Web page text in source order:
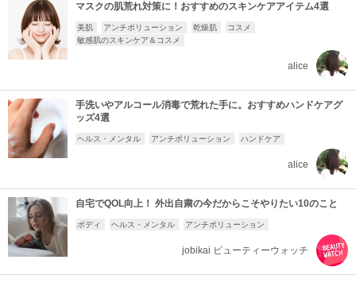
マスクの肌荒れ対策に！おすすめのスキンケアアイテム4選
美肌 アンチポリューション 乾燥肌
コスメ
敏感肌のスキンケア＆コスメ
alice
手洗いやアルコール消毒で荒れた手に。おすすめハンドケアグ
ッズ4選
ヘルス・メンタル アンチポリューション ハンドケア
alice
自宅でQOL向上！ 外出自粛の今だからこそやりたい10のこと
ボディ ヘルス・メンタル アンチポリューション
jobikai ビューティーウォッチ